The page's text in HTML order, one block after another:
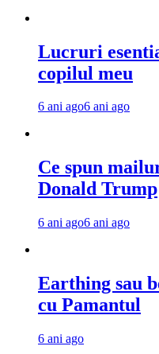
Lucruri
copilul meu
6 ani ago6 ani ago
Ce spun
Donald Trump
6 ani ago6 ani ago
Earthing sau
cu Pamantul
6 ani ago